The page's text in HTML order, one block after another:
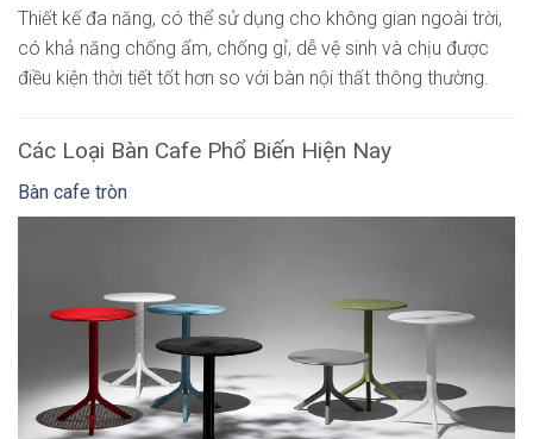
Thiết kế đa năng, có thể sử dụng cho không gian ngoài trời,
có khả năng chống ẩm, chống gỉ, dễ vệ sinh và chịu được
điều kiện thời tiết tốt hơn so với bàn nội thất thông thường.
Các Loại Bàn Cafe Phổ Biến Hiện Nay
Bàn cafe tròn